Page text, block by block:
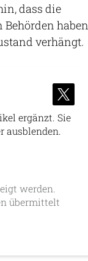
dass die
haben
verhängt.
ergänzt. Sie
ausblenden.
werden.
übermittelt